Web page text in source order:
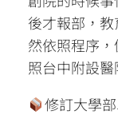
後才報部，教
然依照程序
照台中附設醫
修訂大學